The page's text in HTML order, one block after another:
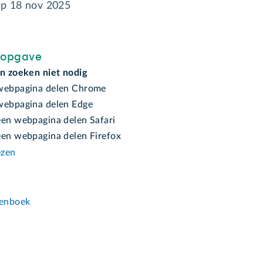
18 nov 2025
zoeken niet nodig
delen Chrome
delen Edge
webpagina delen Safari
webpagina delen Firefox